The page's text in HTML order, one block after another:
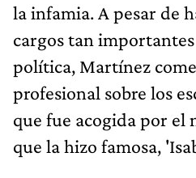
la infamia. A pesar de
cargos tan
política, Martínez
profesional sobre los
que fue acogida por el
que la hizo famosa,